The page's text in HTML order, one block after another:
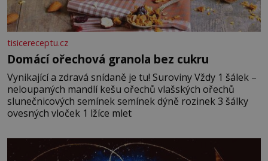
tisicereceptu.cz
Domácí ořechová granola bez cukru
Vynikající a zdravá snídaně je tu! Suroviny Vždy 1 šálek –
neloupaných mandlí kešu ořechů vlašských ořechů
slunečnicových semínek semínek dýně rozinek 3 šálky
ovesných vloček 1 lžíce mlet